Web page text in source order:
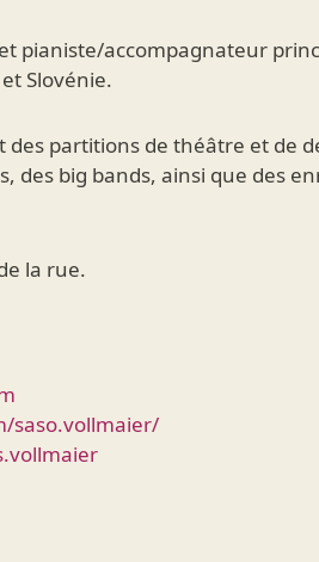
pianiste/accompagnateur
Slovénie.
des partitions de théâtre et de
big bands, ainsi que des
la rue.
saso.vollmaier/